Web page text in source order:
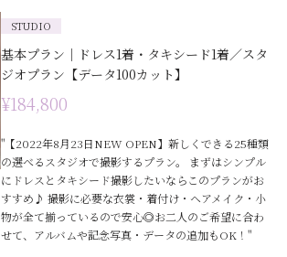
STUDIO
基本プラン｜ドレス1着・タキシード1着／スタ
ジオプラン【データ100カット】
¥184,800
"【2022年8月23日NEW OPEN】新しくできる25種類
の選べるスタジオで撮影するプラン。 まずはシンプル
にドレスとタキシード撮影したいならこのプランがお
すすめ♪ 撮影に必要な衣裳・着付け・ヘアメイク・小
物が全て揃っているので安心◎お二人のご希望に合わ
せて、アルバムや記念写真・データの追加もOK！"